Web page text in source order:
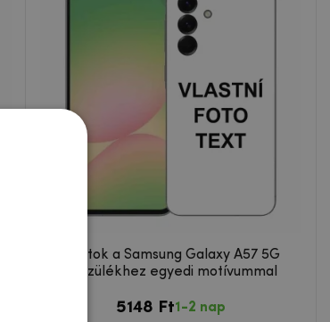
Gél tok a Samsung Galaxy A57 5G
készülékhez egyedi motívummal
5148 Ft1-2 nap